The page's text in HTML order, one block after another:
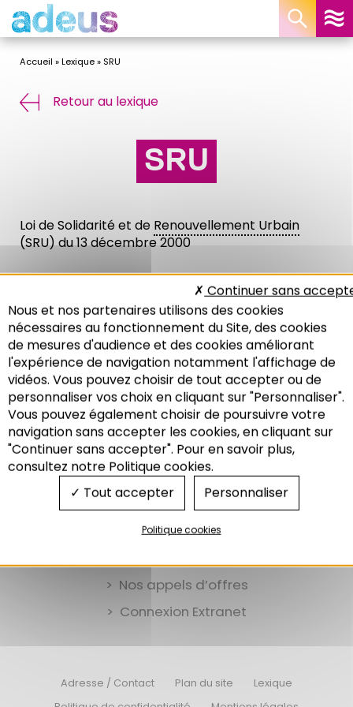
Recherche
Accueil »Lexique» SRU
Retour au lexique
SRU
Loi de Solidarité et de Renouvellement Urbain
(SRU) du 13 décembre 2000
Lexique : PLU
Lexique : POS
Lexique : SRU (loi)
Nos appels d’offres
Connexion Extranet
Adresse / Contact Plan du site
Lexique
Panneau de gestion des cookies
Nous et nos partenaires utilisons des cookies
nécessaires au fonctionnement du Site, des cookies
de mesures d'audience et des cookies améliorant
l'expérience de navigation notamment l'affichage de
vidéos. Vous pouvez choisir de tout accepter ou de
personnaliser vos choix en cliquant sur "Personnaliser".
Vous pouvez également choisir de poursuivre votre
navigation sans accepter les cookies, en cliquant sur
"Continuer sans accepter". Pour en savoir plus,
consultez notre Politique cookies.
Tout accepter
Continuer sans
Personnaliser
Politique cookies